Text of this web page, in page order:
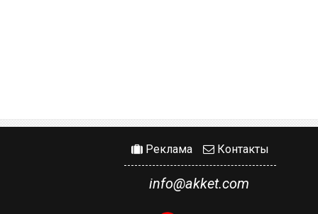
Реклама Контакты
info@akket.com